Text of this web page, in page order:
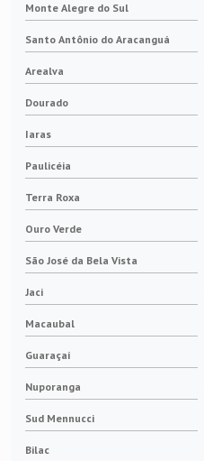
Monte Alegre do Sul
Santo Antônio do Aracanguá
Arealva
Dourado
Iaras
Paulicéia
Terra Roxa
Ouro Verde
São José da Bela Vista
Jaci
Macaubal
Guaraçaí
Nuporanga
Sud Mennucci
Bilac